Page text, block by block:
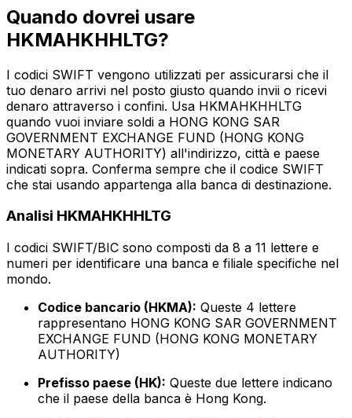
Quando dovrei usare
HKMAHKHHLTG?
I codici SWIFT vengono utilizzati per assicurarsi che il
tuo denaro arrivi nel posto giusto quando invii o ricevi
denaro attraverso i confini. Usa HKMAHKHHLTG
quando vuoi inviare soldi a HONG KONG SAR
GOVERNMENT EXCHANGE FUND (HONG KONG
MONETARY AUTHORITY) all'indirizzo, città e paese
indicati sopra. Conferma sempre che il codice SWIFT
che stai usando appartenga alla banca di destinazione.
Analisi HKMAHKHHLTG
I codici SWIFT/BIC sono composti da 8 a 11 lettere e
numeri per identificare una banca e filiale specifiche nel
mondo.
Codice bancario (HKMA): Queste 4 lettere
rappresentano HONG KONG SAR GOVERNMENT
EXCHANGE FUND (HONG KONG MONETARY
AUTHORITY)
Prefisso paese (HK): Queste due lettere indicano
che il paese della banca è Hong Kong.